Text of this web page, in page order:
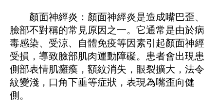
顏面神經炎：顏面神經炎是造成嘴巴歪、
臉部不對稱的常見原因之一。它通常是由於病
毒感染、受涼、自體免疫等因素引起顏面神經
受損，導致臉部肌肉運動障礙。患者會出現患
側部表情肌癱瘓，額紋消失，眼裂擴大，法令
紋變淺，口角下垂等症狀，表現為嘴歪向健
側。